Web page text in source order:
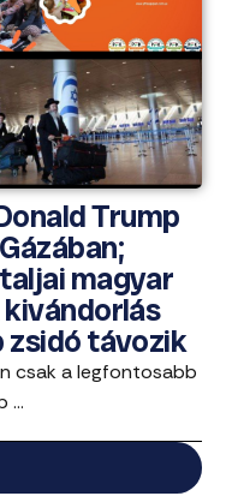
Trump
magyar
zsidó távozik
csak a legfontosabb
...